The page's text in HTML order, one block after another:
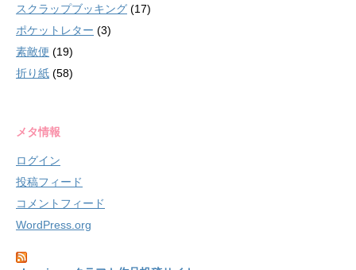
スクラップブッキング (17)
ポケットレター (3)
素敵便 (19)
折り紙 (58)
メタ情報
ログイン
投稿フィード
コメントフィード
WordPress.org